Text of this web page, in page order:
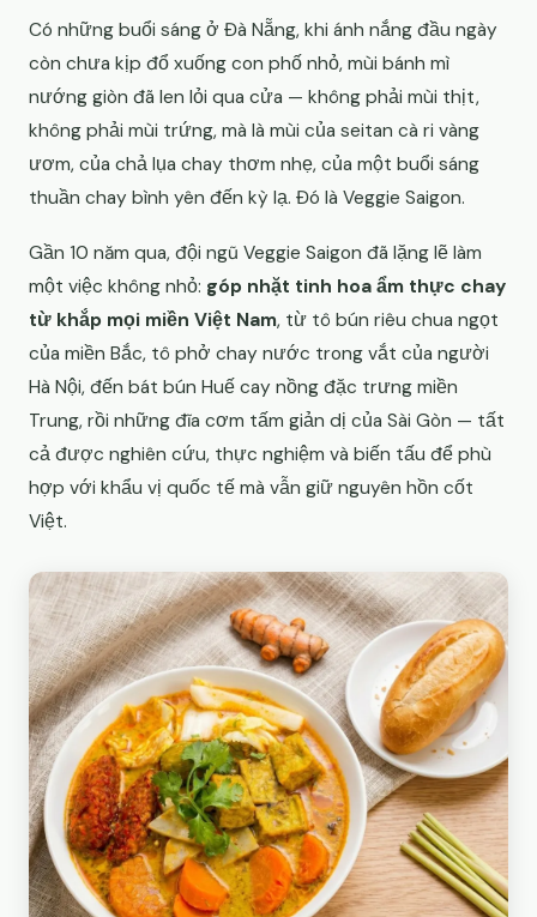
Có những buổi sáng ở Đà Nẵng, khi ánh nắng đầu ngày
còn chưa kịp đổ xuống con phố nhỏ, mùi bánh mì
nướng giòn đã len lỏi qua cửa — không phải mùi thịt,
không phải mùi trứng, mà là mùi của seitan cà ri vàng
ươm, của chả lụa chay thơm nhẹ, của một buổi sáng
thuần chay bình yên đến kỳ lạ. Đó là Veggie Saigon.
Gần 10 năm qua, đội ngũ Veggie Saigon đã lặng lẽ làm
một việc không nhỏ: góp nhặt tinh hoa ẩm thực chay
từ khắp mọi miền Việt Nam, từ tô bún riêu chua ngọt
của miền Bắc, tô phở chay nước trong vắt của người
Hà Nội, đến bát bún Huế cay nồng đặc trưng miền
Trung, rồi những đĩa cơm tấm giản dị của Sài Gòn — tất
cả được nghiên cứu, thực nghiệm và biến tấu để phù
hợp với khẩu vị quốc tế mà vẫn giữ nguyên hồn cốt
Việt.